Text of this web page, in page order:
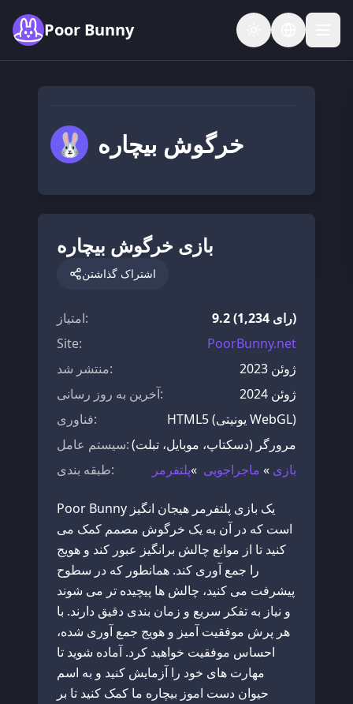
Poor Bunny
🐰 خرگوش بیچاره
بازی خرگوش بیچاره
اشتراک گذاشتن
امتیاز:
9.2 (1,234 رای)
Site:
PoorBunny.net
منتشر شد:
ژوئن 2023
آخرین به روز رسانی:
ژوئن 2024
فناوری:
HTML5 (یونیتی WebGL)
سیستم عامل:مرورگر (دسکتاپ، موبایل، تبلت)
طبقه بندی: بازی » ماجراجویی »پلتفرمر
Poor Bunny یک بازی پلتفرمر هیجان انگیز
است که در آن به یک خرگوش مصمم کمک می
کنید تا از موانع چالش برانگیز عبور کند و هویج
را جمع آوری کند. همانطور که در سطوح
پیشرفت می کنید، چالش ها پیچیده تر می شوند
و نیاز به تفکر سریع و زمان بندی دقیق دارند. با
هر پرش موفقیت آمیز و هویج جمع آوری شده،
احساس موفقیت خواهید کرد. آماده شوید تا
مهارت های خود را آزمایش کنید و به اسم
حیوان دست اموز بیچاره ما کمک کنید تا بر